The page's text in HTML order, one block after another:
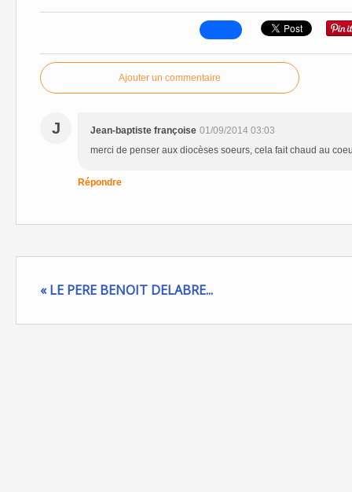
Ajouter un commentaire
J Jean-baptiste françoise 01/09/2014 03:03
merci de penser aux diocèses soeurs, cela fait chaud au
Répondre
« LE PERE BENOIT DELABRE...